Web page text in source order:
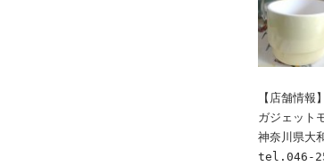
【店舗情報】
ガジェット
神奈川県大
tel.046-